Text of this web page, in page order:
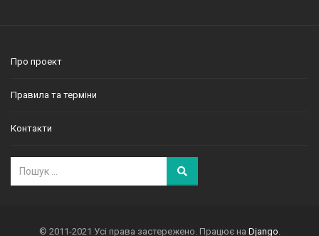
Про проект
Правила та терміни
Контакти
© 2011-2021 Усі права застережено. Працює на Django.